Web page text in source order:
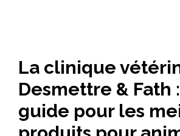
La clinique
Desmettre & Fath
guide pour les